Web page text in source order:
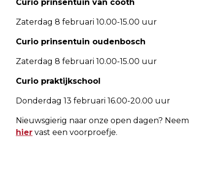
Curio prinsentuin van cooth
Zaterdag 8 februari 10.00-15.00 uur
Curio prinsentuin oudenbosch
Zaterdag 8 februari 10.00-15.00 uur
Curio praktijkschool
Donderdag 13 februari 16.00-20.00 uur
Nieuwsgierig naar onze open dagen? Neem
hier vast een voorproefje.